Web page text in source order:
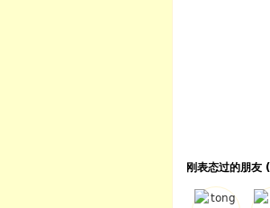
刚表态过的朋友 (